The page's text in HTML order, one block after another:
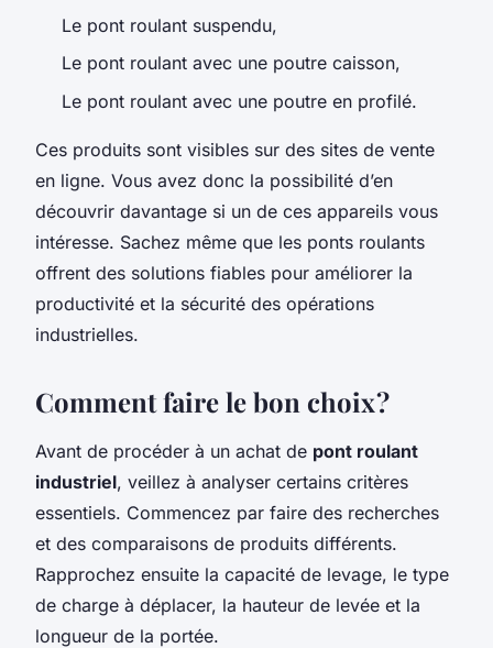
Le pont roulant suspendu,
Le pont roulant avec une poutre caisson,
Le pont roulant avec une poutre en profilé.
Ces produits sont visibles sur des sites de vente
en ligne. Vous avez donc la possibilité d’en
découvrir davantage si un de ces appareils vous
intéresse. Sachez même que les ponts roulants
offrent des solutions fiables pour améliorer la
productivité et la sécurité des opérations
industrielles.
Comment faire le bon choix ?
Avant de procéder à un achat de pont roulant
industriel, veillez à analyser certains critères
essentiels. Commencez par faire des recherches
et des comparaisons de produits différents.
Rapprochez ensuite la capacité de levage, le type
de charge à déplacer, la hauteur de levée et la
longueur de la portée.